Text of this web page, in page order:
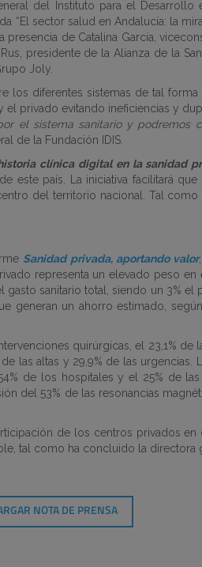
del Instituto para el Desarrollo
“El sector salud en Andalucía: la
de Catalina García,
presidente de la Alianza de la
Joly.
los diferentes sistemas de tal
privado evitando ineficiencias y
el sistema sanitario y podremos
de la Fundación IDIS.
clínica digital en la sanidad
este país. La iniciativa facilitará
del territorio nacional. Tal como
Sanidad privada, aportando valor
representa un elevado peso
sanitario total, siendo un 3%
generan un ahorro estimado,
quirúrgicas, el 23,1%
las altas y 29,9% de las
de los hospitales y el 25% de
del 53% de las resonancias
de los centros privados
tal como ha concluido la directora
NOTA DE PRENSA